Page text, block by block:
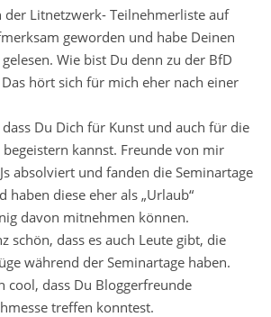
der Litnetzwerk- Teilnehmerliste auf
geworden und habe Deinen
Wie bist Du denn zu der BfD
hört sich für mich eher nach einer
Du Dich für Kunst und auch für die
kannst. Freunde von mir
absolviert und fanden die Seminartage
haben diese eher als „Urlaub“
davon mitnehmen können.
schön, dass es auch Leute gibt, die
während der Seminartage haben.
cool, dass Du Bloggerfreunde
treffen konntest.